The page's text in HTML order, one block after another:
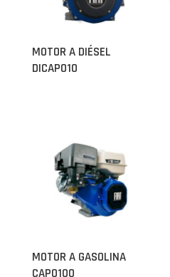
MOTOR A DIÉSEL
DICAPO10
MOTOR A GASOLINA
CAPO100